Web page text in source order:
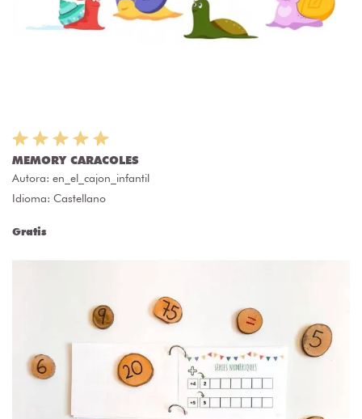
MEMORY CARACOLES
Autora: en_el_cajon_infantil
Idioma: Castellano
Gratis